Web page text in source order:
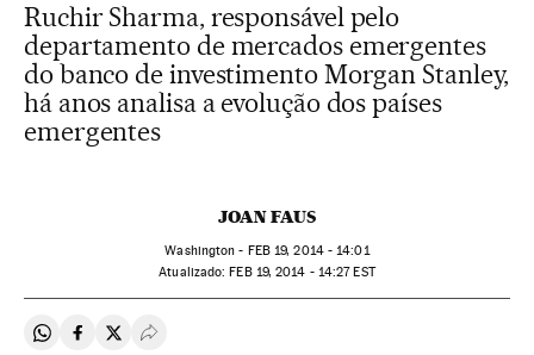
Ruchir Sharma, responsável pelo
departamento de mercados emergentes
do banco de investimento Morgan Stanley,
há anos analisa a evolução dos países
emergentes
JOAN FAUS
Washington - FEB19, 2014 - 14:01
atualizado: FEB19, 2014 - 14:27EST
Compartir en Whatsapp
Compartir en Facebook
Compartir en Twitter
Desplegar Redes Sociales